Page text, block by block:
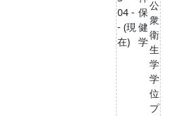
04 -
- (現
在)
保
健
学
公
衆
衛
生
学
学
位
プ